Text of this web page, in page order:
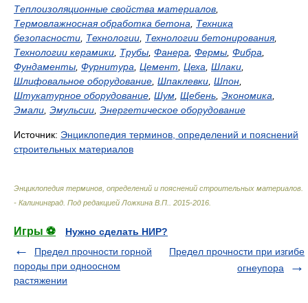
Теплоизоляционные свойства материалов
Термовлажносная обработка бетона
Техника
безопасности Технологии Технологии бетонирования,
Технологии керамики Трубы Фанера Фермы Фибра
Фундаменты Фурнитура Цемент Цеха Шлаки
Шлифовальное оборудование Шпаклевки Шпон
Штукатурное оборудование Шум Щебень Экономика
Эмали Эмульсии Энергетическое оборудование
Источник: Энциклопедия терминов, определений и пояснений
строительных материалов
Энциклопедия терминов, определений и пояснений строительных материалов.
- Калининград Под редакцией Ложкина В.П. 2015-2016
Игры ⚽
Нужно сделать НИР?
Предел прочности горной
породы при одноосном
растяжении
Предел прочности при изгибе
огнеупора